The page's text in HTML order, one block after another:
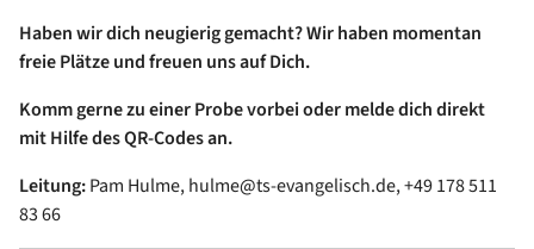
Haben wir dich neugierig gemacht? Wir haben momentan
freie Plätze und freuen uns auf Dich.
Komm gerne zu einer Probe vorbei oder melde dich direkt
mit Hilfe des QR-Codes an.
Leitung:Pam Hulme, hulme@ts-evangelisch.de, +49 178 511
83 66